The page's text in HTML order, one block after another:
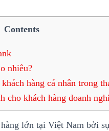
Contents
nhiêu?
hàng cá nhân trong
cho khách hàng doanh
lớn tại Việt Nam bởi